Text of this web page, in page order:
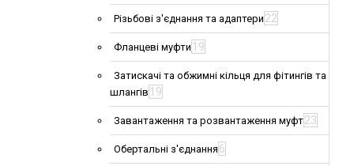
Різьбові з'єднання та адаптери 22
Фланцеві муфти 19
Затискачі та обжимні кільця для фітингів та
шлангів 19
Завантаження та розвантаження муфт23
Обертальні з'єднання 6